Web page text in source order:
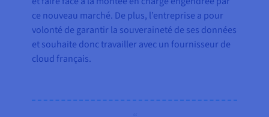
ce nouveau marché. De plus, l’entreprise a pour
volonté de garantir la souveraineté de ses données
et souhaite donc travailler avec un fournisseur de
cloud français.